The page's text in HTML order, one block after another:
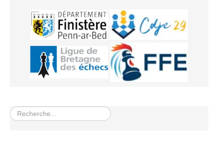
Rechercher